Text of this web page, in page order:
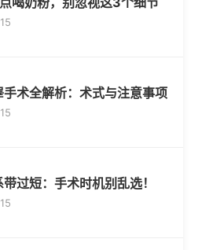
手术全解析：术式与注意事项
过短：手术时机别乱选！